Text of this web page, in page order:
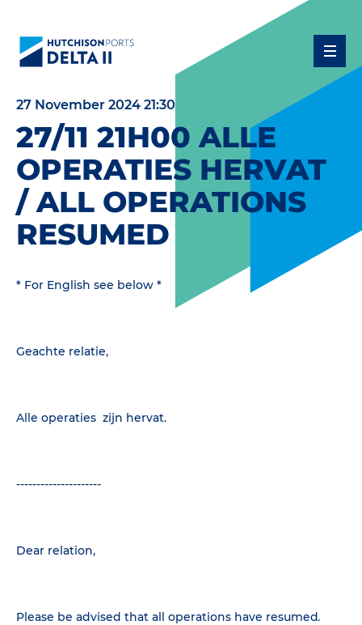
27 November 2024 21:30
27/11 21H00 ALLE
OPERATIES HERVAT
/ ALL OPERATIONS
RESUMED
* For English see below *
Geachte relatie,
Alle operaties zijn hervat.
---------------------
Dear relation,
Please be advised that all operations have resumed.